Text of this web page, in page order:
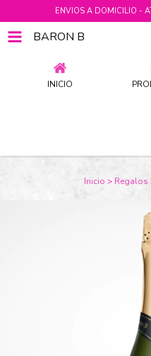
ENVIOS A DOMICILIO -
BARON B
INICIO
Inicio > Regalos